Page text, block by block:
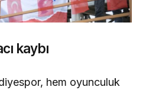
kaybı
hem oyunculuk